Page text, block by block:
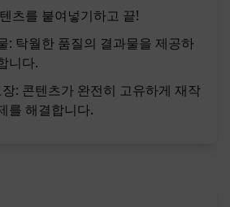
츠를 붙여넣기하고 끝!
: 탁월한 품질의 결과물을 제공하
니다.
: 콘텐츠가 완전히 고유하게 재작
를 해결합니다.